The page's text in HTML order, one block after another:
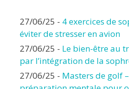
27/06/25 - 4 exercices de
éviter de stresser en avion
27/06/25 - Le bien-être au
par l’intégration de la
27/06/25 - Masters de golf